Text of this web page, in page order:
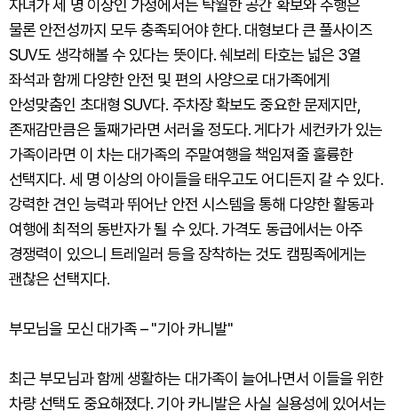
자녀가 세 명 이상인 가정에서는 탁월한 공간 확보와 주행은
물론 안전성까지 모두 충족되어야 한다. 대형보다 큰 풀사이즈
SUV도 생각해볼 수 있다는 뜻이다. 쉐보레 타호는 넓은 3열
좌석과 함께 다양한 안전 및 편의 사양으로 대가족에게
안성맞춤인 초대형 SUV다. 주차장 확보도 중요한 문제지만,
존재감만큼은 둘째가라면 서러울 정도다. 게다가 세컨카가 있는
가족이라면 이 차는 대가족의 주말여행을 책임져줄 훌륭한
선택지다. 세 명 이상의 아이들을 태우고도 어디든지 갈 수 있다.
강력한 견인 능력과 뛰어난 안전 시스템을 통해 다양한 활동과
여행에 최적의 동반자가 될 수 있다. 가격도 동급에서는 아주
경쟁력이 있으니 트레일러 등을 장착하는 것도 캠핑족에게는
괜찮은 선택지다.
부모님을 모신 대가족 – "기아 카니발"
최근 부모님과 함께 생활하는 대가족이 늘어나면서 이들을 위한
차량 선택도 중요해졌다. 기아 카니발은 사실 실용성에 있어서는